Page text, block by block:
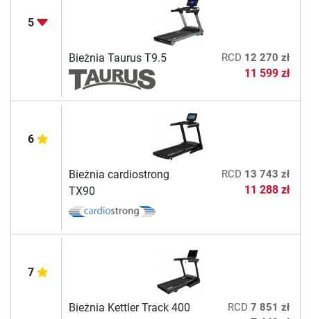
5
Bieżnia Taurus T9.5 RCD 12 270 zł
11 599 zł
6
Bieżnia cardiostrong
TX90
RCD 13 743 zł
11 288 zł
7
Bieżnia Kettler Track 400 RCD 7 851 zł